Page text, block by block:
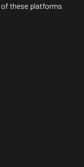
of these platforms